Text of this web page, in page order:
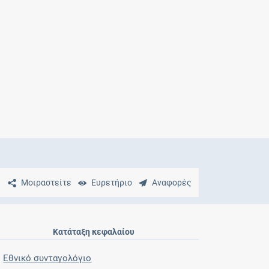
Μοιραστείτε Ευρετήριο Αναφορές
Κατάταξη κεφαλαίου
Εθνικό συνταγολόγιο